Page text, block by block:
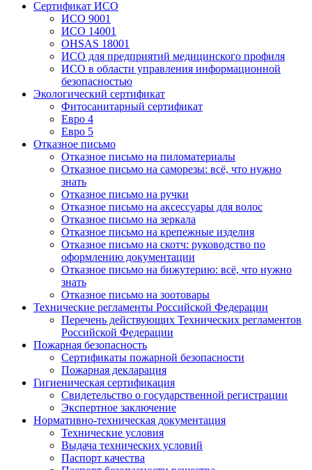
Сертификат ИСО
ИСО 9001
ИСО 14001
OHSAS 18001
ИСО для предприятий медицинского профиля
ИСО в области управления информационной
безопасностью
Экологический сертификат
Фитосанитарный сертификат
Евро 4
Евро 5
Отказное письмо
Отказное письмо на пиломатериалы
Отказное письмо на саморезы: всё, что нужно
знать
Отказное письмо на ручки
Отказное письмо на аксессуары для волос
Отказное письмо на зеркала
Отказное письмо на крепежные изделия
Отказное письмо на скотч: руководство по
оформлению документации
Отказное письмо на бижутерию: всё, что нужно
знать
Отказное письмо на зоотовары
Технические регламенты Российской Федерации
Перечень действующих Технических регламентов
Российской Федерации
Пожарная безопасность
Сертификаты пожарной безопасности
Пожарная декларация
Гигиеническая сертификация
Свидетельство о государственной регистрации
Экспертное заключение
Нормативно-техническая документация
Технические условия
Выдача технических условий
Паспорт качества